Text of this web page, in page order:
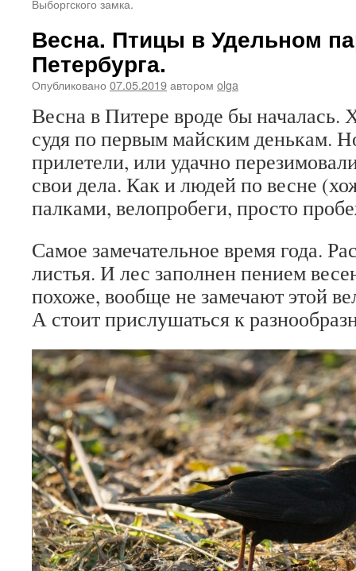
Выборгского замка.
Весна. Птицы в Удельном
Петербурга.
Опубликовано 07.05.2019автором olga
Весна в Питере вроде бы началась.
судя по первым майским денькам.
прилетели, или удачно
свои дела. Как и людей по весне
палками, велопробеги, просто
Самое замечательное время года.
листья. И лес заполнен пением
похоже, вообще не замечают этой
А стоит прислушаться к